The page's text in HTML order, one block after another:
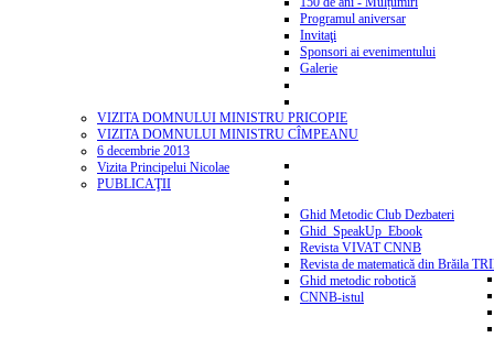
Programul aniversar
Invitaţi
Sponsori ai evenimentului
Galerie
VIZITA DOMNULUI MINISTRU PRICOPIE
VIZITA DOMNULUI MINISTRU CÎMPEANU
6 decembrie 2013
Vizita Principelui Nicolae
PUBLICAŢII
Ghid Metodic Club Dezbateri
Ghid_SpeakUp_Ebook
Revista VIVAT CNNB
Revista de matematică din Brăila
Ghid metodic robotică
CNNB-istul